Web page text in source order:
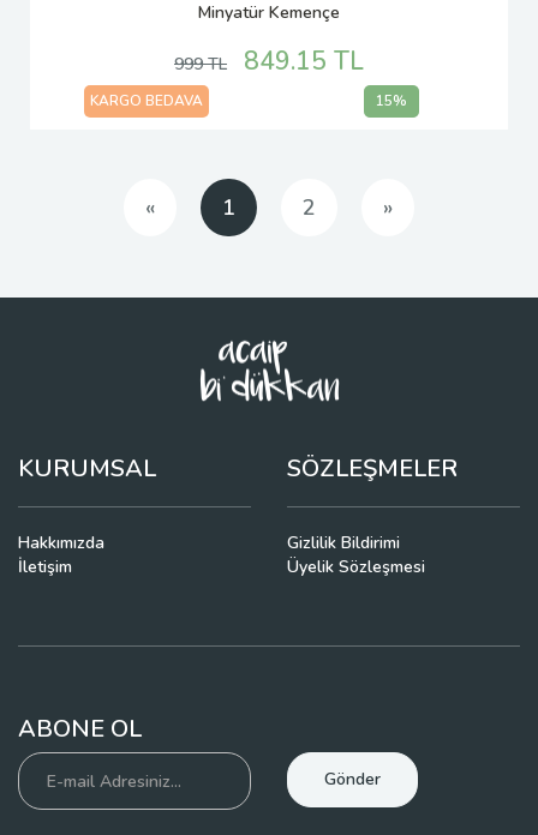
Minyatür Kemençe
999 TL 849.15 TL
KARGO BEDAVA 15%
«Önceki 1 2 »Sonraki
KURUMSAL
Hakkımızda
İletişim
SÖZLEŞMELER
Gizlilik Bildirimi
Üyelik Sözleşmesi
ABONE OL
Gönder